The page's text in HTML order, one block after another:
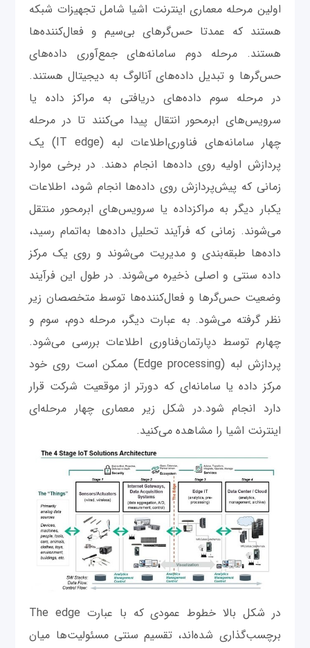
اولین مرحله معماری اینترنت اشیا شامل تجهیزات شبکه
هستند که عمدتا حس‌گرهای بی‌سیم و فعال‌کننده‌ها
هستند. مرحله دوم سامانه‌های جمع‌آوری داده‌های
حس‌گرها و تبدیل داده‌های آنالوگ به دیجیتال هستند.
در مرحله سوم داده‌های دریافتی به مراکز داده یا
سرویس‌های ابرمحور انتقال پیدا می‌کنند تا در مرحله
چهار سامانه‌های فناوری‌اطلاعات لبه (IT edge) یک
پردازش اولیه روی داده‌ها انجام دهند. در برخی موارد
زمانی که پیش‌پردازش روی داده‌ها انجام شود، اطلاعات
یکبار دیگر به مراکزداده یا سرویس‌های ابرمحور منتقل
می‌شوند. زمانی که فرآیند تحلیل داده‌ها به‌اتمام رسید،
داده‌ها طبقه‌بندی و مدیریت می‌شوند و روی یک مرکز
داده سنتی و اصلی ذخیره می‌شوند. در طول این فرآیند
وضعیت حس‌گرها و فعال‌کننده‌ها توسط متخصصان زیر
نظر گرفته می‌شود. به عبارت دیگر، مرحله دوم، سوم و
چهارم توسط دپارتمان‌فناوری اطلاعات بررسی می‌شود.
پردازش لبه (Edge processing) ممکن است روی خود
مرکز داده یا سامانه‌ای که دورتر از موقعیت شرکت قرار
دارد انجام شود.در شکل زیر معماری چهار مرحله‌ای
اینترنت اشیا را مشاهده می‌کنید.
در شکل بالا خطوط عمودی که با عبارت The edge
برچسب‌گذاری شده‌اند، تقسیم سنتی مسئولیت‌ها میان